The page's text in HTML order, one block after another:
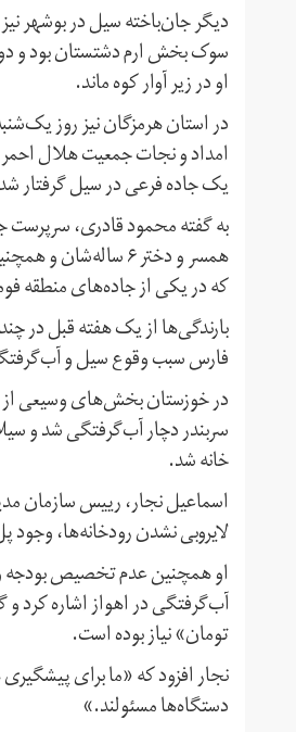
سوک بخش ارم دشتستان بود و دو
او در زیر آوار کوه ماند.
در استان هرمزگان نیز روز
امداد و نجات جمعیت هلال
یک جاده فرعی در سیل گرفتار
که در یکی از جاده‌های منطقه
بارندگی‌ها از یک هفته قبل در
فارس سبب وقوع سیل و
در خوزستان بخش‌های وسیعی از
سربندر دچار آب‌گرفتگی شد و
خانه شد.
اسماعیل نجار، رییس سازمان
لایروبی نشدن رودخانه‌ها،
او همچنین عدم تخصیص بودجه و
آب‌گرفتگی در اهواز اشاره
تومان» نیاز بوده است.
نجار افزود که «ما برای
دستگاه‌ها مسئولند.»